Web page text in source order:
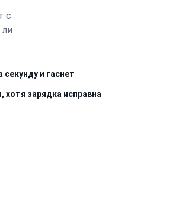
с
и гаснет
хотя зарядка исправна